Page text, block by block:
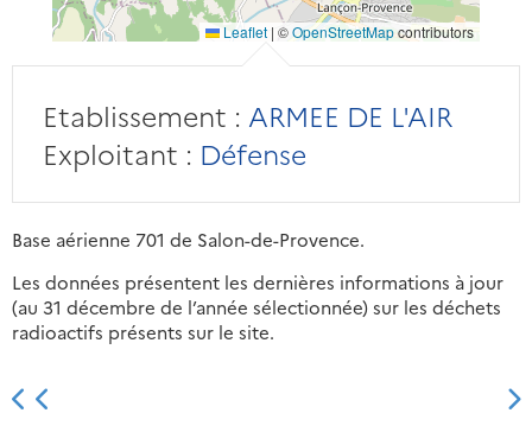
Leaflet | ©OpenStreetMapcontributors
Etablissement : ARMEE DE L'AIR
Exploitant : Défense
Base aérienne 701 de Salon-de-Provence.
Les données présentent les dernières informations à jour
(au 31 décembre de l’année sélectionnée) sur les déchets
radioactifs présents sur le site.